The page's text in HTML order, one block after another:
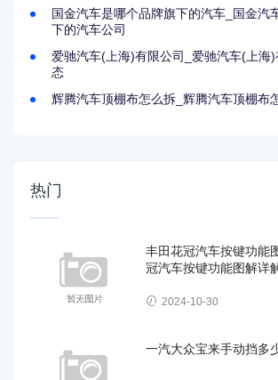
国金汽车是哪个品牌旗下的汽车_国金汽
下的汽车公司
爱驰汽车(上海)有限公司_爱驰汽车(上海
态
辉腾汽车顶棚布怎么拆_辉腾汽车顶棚布
热门
丰田花冠汽车按键功能
冠汽车按键功能图解详
2024-10-30
一汽大众宝来手动挡多